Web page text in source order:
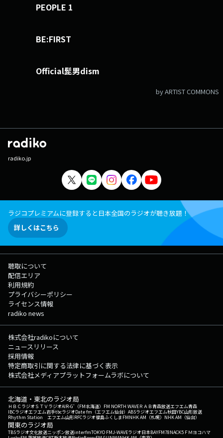
PEOPLE 1
BE:FIRST
Official髭男dism
by ARTIST COMMONS
radiko.jp
ラジコプレミアムに登録すると日本全国のラジオが聴き放題！
詳しくはこちら
聴取について
配信エリア
利用規約
プライバシーポリシー
ライセンス情報
radiko news
株式会社radikoについて
ニュースリリース
採用情報
特定商取引に関する法律に基づく表示
株式会社メディアプラットフォームラボについて
北海道・東北のラジオ局
ＨＢＣラジオＳＴＶラジオAIR-G'（FM北海道） FM NORTH WAVEＲＡＢ青森放送エフエム青森
IBCラジオエフエム岩手tbcラジオDate fm（エフエム仙台） ABSラジオエフエム秋田YBC山形放送
Rhythm Station エフエム山形RFCラジオ福島ふくしまFMNHK AM（札幌） NHK AM（仙台）
関東のラジオ局
TBSラジオ文化放送ニッポン放送interfmTOKYO FMJ-WAVEラジオ日本BAYFM78NACK5 ＦＭヨコハマ